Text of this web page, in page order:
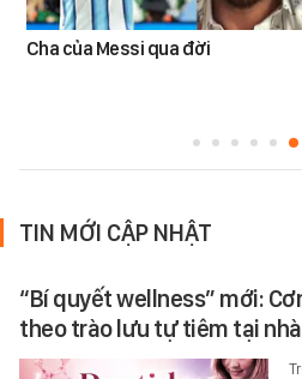
Cha của Messi qua đời
TIN MỚI CẬP NHẬT
“Bí quyết wellness” mới:
theo trào lưu tự tiêm tại